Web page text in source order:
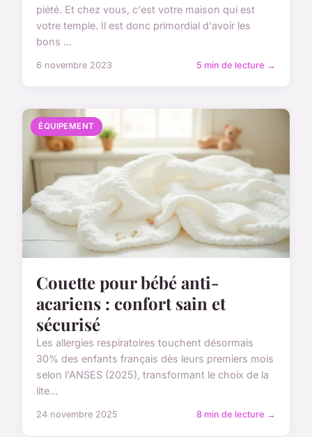
piété. Et chez vous, c'est votre maison qui est
votre temple. Il est donc primordial d'avoir les
bons ...
6 novembre 2023 5 min de lecture →
ÉQUIPEMENT
Couette pour bébé anti-
acariens : confort sain et
sécurisé
Les allergies respiratoires touchent désormais
30% des enfants français dès leurs premiers mois
selon l'ANSES (2025), transformant le choix de la
lite...
24 novembre 2025 8 min de lecture →